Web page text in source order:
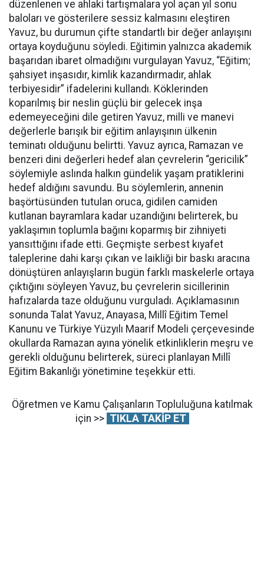
düzenlenen ve ahlaki tartışmalara yol açan yıl sonu
baloları ve gösterilere sessiz kalmasını eleştiren
Yavuz, bu durumun çifte standartlı bir değer anlayışını
ortaya koyduğunu söyledi. Eğitimin yalnızca akademik
başarıdan ibaret olmadığını vurgulayan Yavuz, “Eğitim;
şahsiyet inşasıdır, kimlik kazandırmadır, ahlak
terbiyesidir” ifadelerini kullandı. Köklerinden
koparılmış bir neslin güçlü bir gelecek inşa
edemeyeceğini dile getiren Yavuz, milli ve manevi
değerlerle barışık bir eğitim anlayışının ülkenin
teminatı olduğunu belirtti. Yavuz ayrıca, Ramazan ve
benzeri dini değerleri hedef alan çevrelerin “gericilik”
söylemiyle aslında halkın gündelik yaşam pratiklerini
hedef aldığını savundu. Bu söylemlerin, annenin
başörtüsünden tutulan oruca, gidilen camiden
kutlanan bayramlara kadar uzandığını belirterek, bu
yaklaşımın toplumla bağını koparmış bir zihniyeti
yansıttığını ifade etti. Geçmişte serbest kıyafet
taleplerine dahi karşı çıkan ve laikliği bir baskı aracına
dönüştüren anlayışların bugün farklı maskelerle ortaya
çıktığını söyleyen Yavuz, bu çevrelerin sicillerinin
hafızalarda taze olduğunu vurguladı. Açıklamasının
sonunda Talat Yavuz, Anayasa, Millî Eğitim Temel
Kanunu ve Türkiye Yüzyılı Maarif Modeli çerçevesinde
okullarda Ramazan ayına yönelik etkinliklerin meşru ve
gerekli olduğunu belirterek, süreci planlayan Millî
Eğitim Bakanlığı yönetimine teşekkür etti.
Öğretmen ve Kamu Çalışanların Topluluğuna katılmak
için >> TIKLA TAKİP ET